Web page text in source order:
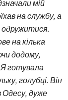
мій
на службу, а
одружитися.
на кілька
додому,
Я готувала
голубці. Він
Одесу, дуже